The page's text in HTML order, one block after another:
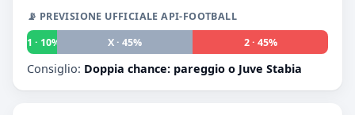
📡 PREVISIONE UFFICIALE API-FOOTBALL
1 · 10%
X · 45% 2 · 45%
Consiglio: Doppia chance: pareggio o Juve Stabia